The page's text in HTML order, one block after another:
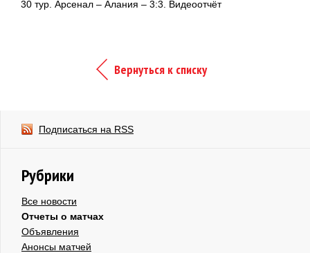
30 тур. Арсенал – Алания – 3:3. Видеоотчёт
Вернуться к списку
Подписаться на RSS
Рубрики
Все новости
Отчеты о матчах
Объявления
Анонсы матчей